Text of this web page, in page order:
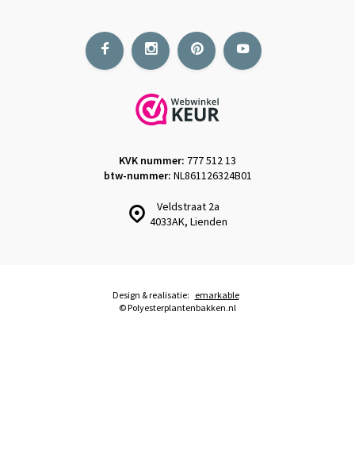
Veldstraat 2a
4033AK, Lienden
KVK nummer: 777 512 13
btw-nummer: NL861126324B01
© Polyesterplantenbakken.nl
Design & realisatie: emarkable